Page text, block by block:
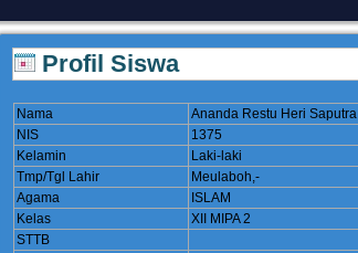
Profil Siswa
Nama
Ananda Restu Heri Saputra
NIS
1375
Kelamin
Laki-laki
Tmp/Tgl Lahir
Meulaboh,-
Agama
ISLAM
Kelas
XII MIPA 2
STTB